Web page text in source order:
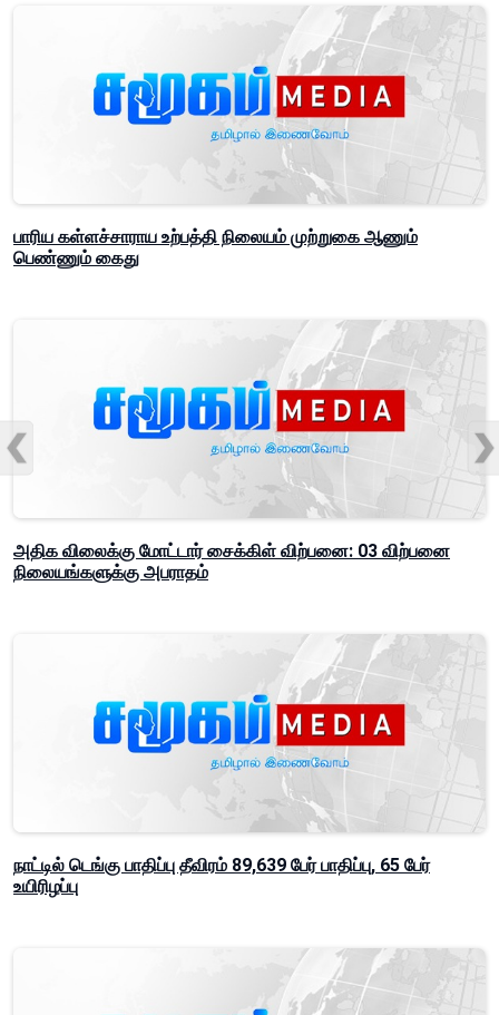
பாரிய கள்ளச்சாராய உற்பத்தி நிலையம் முற்றுகை ஆணும்
பெண்ணும் கைது
அதிக விலைக்கு மோட்டார் சைக்கிள் விற்பனை: 03 விற்பனை
நிலையங்களுக்கு அபராதம்
நாட்டில் டெங்கு பாதிப்பு தீவிரம் 89,639 பேர் பாதிப்பு, 65 பேர்
உயிரிழப்பு